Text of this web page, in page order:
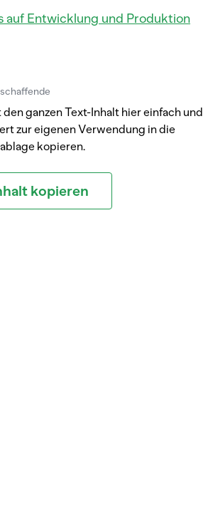
auf Entwicklung und Produktion
den ganzen Text-Inhalt hier einfach und
zur eigenen Verwendung in die
kopieren.
kopieren